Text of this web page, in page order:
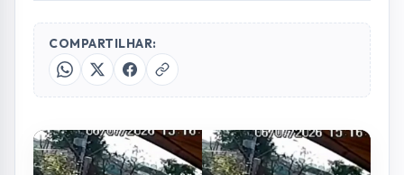
FOTO: ARQUIVO PESSOAL
enviaram vídeos de um acidente ocorrido na
tarde desta segunda-feira (6), na rotatória da